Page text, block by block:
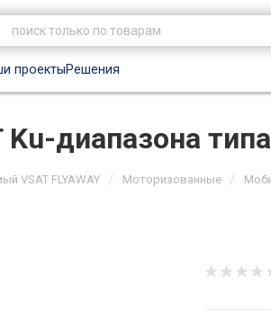
проектыРешения
Ku-диапазона
VSAT FLYAWAY / Моторизованные /